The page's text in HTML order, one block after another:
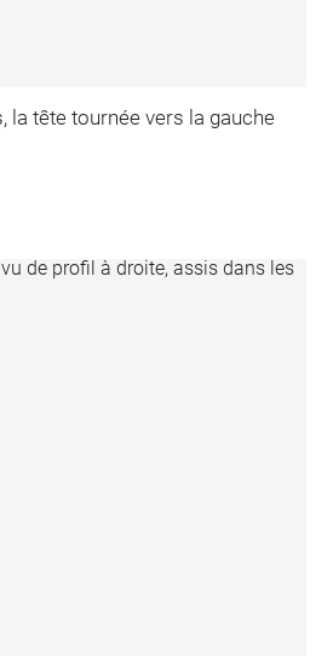
la tête tournée vers la gauche